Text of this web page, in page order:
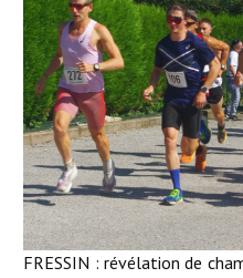
FRESSIN : révélation de